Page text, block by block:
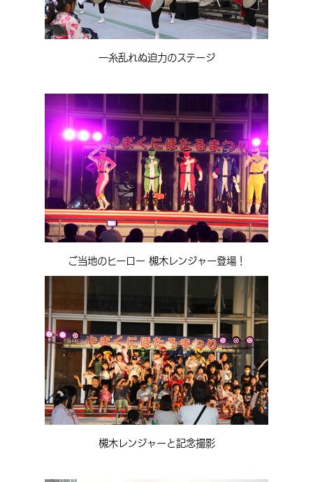
一糸乱れぬ迫力のステージ
ご当地のヒーロー 槻木レンジャー登場！
槻木レンジャーと記念撮影